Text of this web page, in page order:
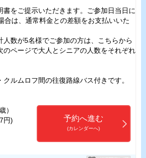
をご提示いただきます。ご参加日当日に
合は、通常料金との差額をお支払いいた
数が5名様でご参加の方は、こちらから
のページで大人とシニアの人数をそれぞれ
ルムロフ間の往復路線バス付きです。
）
円)
予約へ進む
(カレンダーへ)